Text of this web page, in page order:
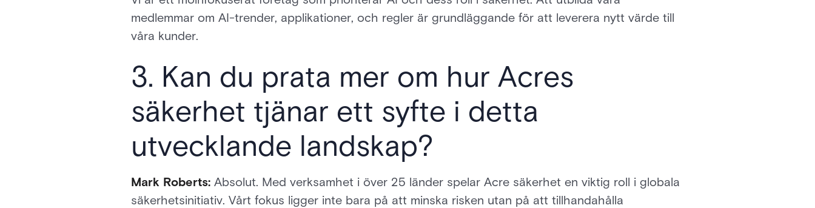
medlemmar om AI-trender, applikationer, och regler är grundläggande för att leverera nytt värde till
våra kunder.
3. Kan du prata mer om hur Acres
säkerhet tjänar ett syfte i detta
utvecklande landskap?
Mark Roberts: Absolut. Med verksamhet i över 25 länder spelar Acre säkerhet en viktig roll i globala
säkerhetsinitiativ. Vårt fokus ligger inte bara på att minska risken utan på att tillhandahålla